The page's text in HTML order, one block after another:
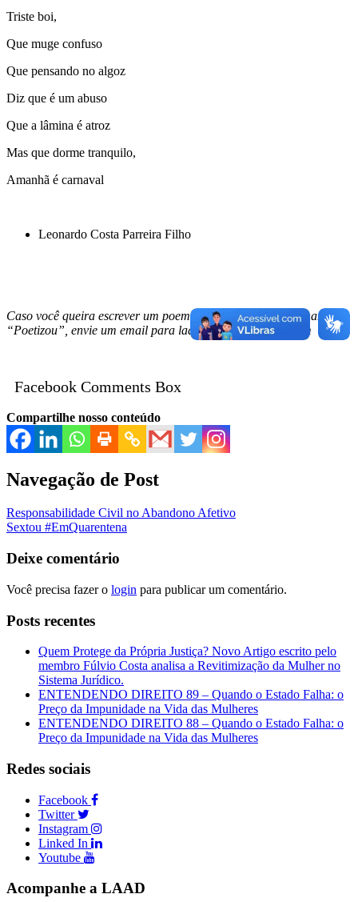
Triste boi,
Que muge confuso
Que pensando no algoz
Diz que é um abuso
Que a lâmina é atroz
Mas que dorme tranquilo,
Amanhã é carnaval
Leonardo Costa Parreira Filho
Caso você queira escrever um poema nesta nossa coluna chamada
“Poetizou”, envie um email para laadpucgoias@gmail.com
Facebook Comments Box
Compartilhe nosso conteúdo
Navegação de Post
Responsabilidade Civil no Abandono Afetivo
Sextou #EmQuarentena
Deixe comentário
Você precisa fazer o login para publicar um comentário.
Posts recentes
Quem Protege da Própria Justiça? Novo Artigo escrito pelo
membro Fúlvio Costa analisa a Revitimização da Mulher no
Sistema Jurídico.
ENTENDENDO DIREITO 89 – Quando o Estado Falha: o
Preço da Impunidade na Vida das Mulheres
ENTENDENDO DIREITO 88 – Quando o Estado Falha: o
Preço da Impunidade na Vida das Mulheres
Redes sociais
Facebook
Twitter
Instagram
Linked In
Youtube
Acompanhe a LAAD